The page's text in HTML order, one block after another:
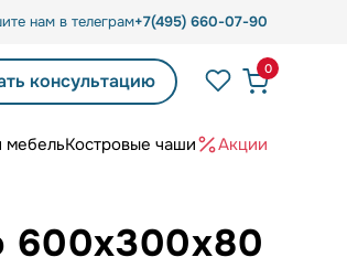
нам в телеграм+7(495) 660-07-90
консультацию
0
мебельКостровые чаши Акции
600x300x80